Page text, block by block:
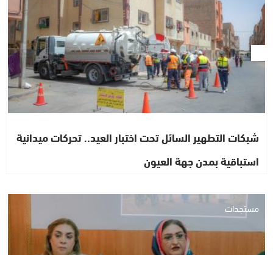
شبكات التطهير السائل تحت اختبار العيد.. تحركات ميدانية
استباقية بمدن جهة العيون
مستجدات